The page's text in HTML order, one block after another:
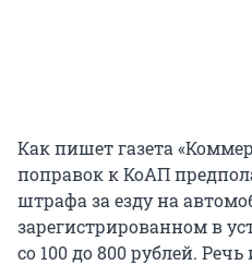
Как пишет газета
поправок к КоАП
штрафа за езду на
зарегистрированном в
со 100 до 800 рублей.